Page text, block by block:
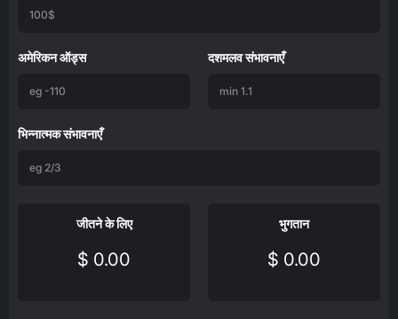
अमेरिकन ऑड्स दशमलव संभावनाएँ
भिन्नात्मक संभावनाएँ
जीतने के लिए
$ 0.00
भुगतान
$ 0.00